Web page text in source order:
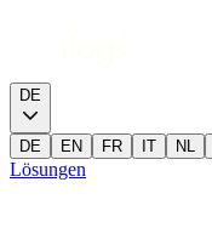
DE
DE EN FR IT NL
Lösungen